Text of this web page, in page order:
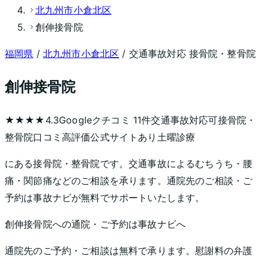
北九州市小倉北区
創伸接骨院
福岡県 / 北九州市小倉北区 / 交通事故対応 接骨院・整骨院
創伸接骨院
★★★★ 4.3Googleクチコミ 11件交通事故対応可接骨院・
整骨院口コミ高評価公式サイトあり 土曜診療
にある接骨院・整骨院です。交通事故によるむちうち・腰
痛・関節痛などのご相談を承ります。通院先のご相談・ご
予約は事故ナビが無料でサポートいたします。
創伸接骨院への通院・ご予約は事故ナビへ
通院先のご予約・ご相談は無料で承ります。慰謝料の弁護